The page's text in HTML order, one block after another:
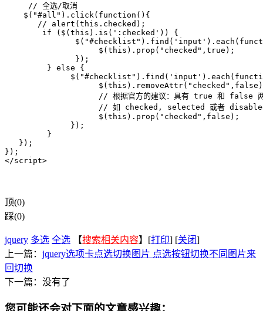
// 全选/取消
$("#all").click(function(){
// alert(this.checked);
if ($(this).is(':checked')) {
$(this).prop("checked",true);
});
} else {
// 根据官方的建议：具有 true 和 false 两个属
// 如 checked, selected 或者 disabled 使用
$(this).prop("checked",false);
});
}
});
});
</script>
顶(0)
踩(0)
jquery 多选 全选 【搜索相关内容】[打印] [关闭]
上一篇： jquery选项卡点选切换图片 点选按钮切换不同图片来
回切换
下一篇：没有了
您可能还会对下面的文章感兴趣：